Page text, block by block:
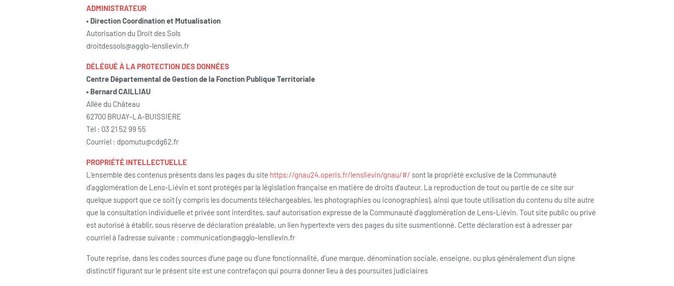
ADMINISTRATEUR
• Direction Coordination et Mutualisation
Autorisation du Droit des Sols
droitdessols@agglo-lenslievin.fr
DÉLÉGUÉ À LA PROTECTION DES DONNÉES
Centre Départemental de Gestion de la Fonction Publique Territoriale
• Bernard CAILLIAU
Allée du Château
62700 BRUAY-LA-BUISSIERE
Tél : 03 21 52 99 55
Courriel : dpomutu@cdg62.fr
PROPRIÉTÉ INTELLECTUELLE
L’ensemble des contenus présents dans les pages du site https://gnau24.operis.fr/lenslievin/gnau/#/ sont la propriété exclusive de la Communauté
d’agglomération de Lens-Liévin et sont protégés par la législation française en matière de droits d’auteur. La reproduction de tout ou partie de ce site sur
quelque support que ce soit (y compris les documents téléchargeables, les photographies ou iconographies), ainsi que toute utilisation du contenu du site autre
que la consultation individuelle et privée sont interdites, sauf autorisation expresse de la Communauté d’agglomération de Lens-Liévin. Tout site public ou privé
est autorisé à établir, sous réserve de déclaration préalable, un lien hypertexte vers des pages du site susmentionné. Cette déclaration est à adresser par
courriel à l’adresse suivante : communication@agglo-lenslievin.fr
Toute reprise, dans les codes sources d’une page ou d’une fonctionnalité, d’une marque, dénomination sociale, enseigne, ou plus généralement d’un signe
distinctif figurant sur le présent site est une contrefaçon qui pourra donner lieu à des poursuites judiciaires